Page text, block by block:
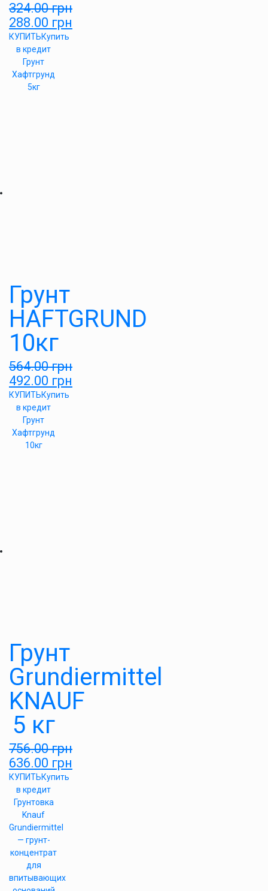
324.00грн
288.00 грн
КУПИТЬКупить
в кредит
Грунт
Хафтгрунд
5кг
Грунт
HAFTGRUND
10кг
564.00грн
492.00 грн
КУПИТЬКупить
в кредит
Грунт
Хафтгрунд
10кг
Грунт
Grundiermittel
KNAUF
5 кг
756.00грн
636.00 грн
КУПИТЬКупить
в кредит
Грунтовка
Knauf
Grundiermittel
— грунт-
концентрат
для
впитывающих